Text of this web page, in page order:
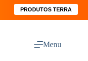
PRODUTOS TERRA
Menu